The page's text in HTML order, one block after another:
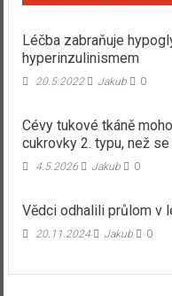
Léčba zabraňuje
hyperinzulinismem
20.5.2022 Jakub 0
Cévy tukové tkáně
cukrovky 2. typu, než
4.5.2026 Jakub 0
Vědci odhalili průlom v
20.11.2024 Jakub 0